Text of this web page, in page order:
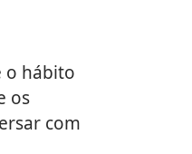
o hábito
os
com